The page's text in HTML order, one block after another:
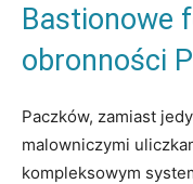
Bastionowe
‍obronności
Paczków, ‍zamiast
malowniczymi
kompleksowym